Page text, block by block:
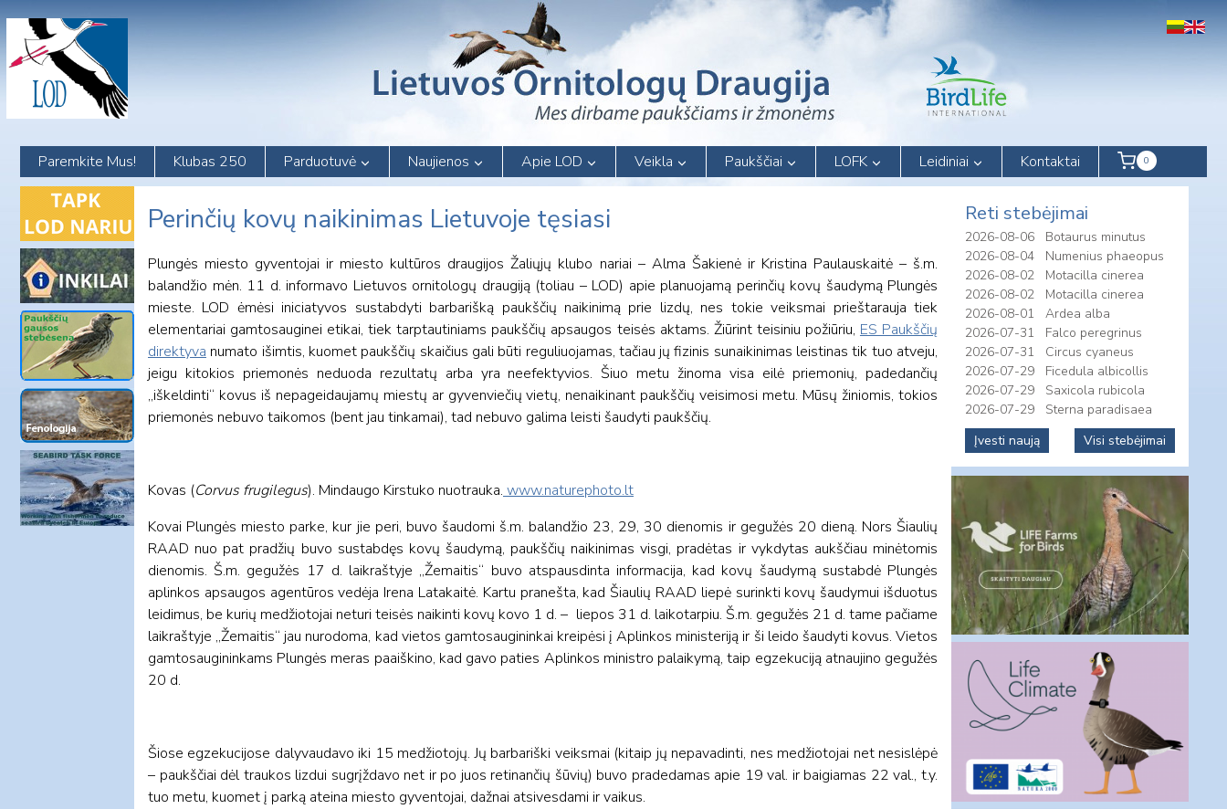
content
Paremkite Mus! Klubas 250 Parduotuvė Naujienos Apie LOD Veikla Paukščiai LOFK Leidiniai Kontaktai 0
Perinčių kovų naikinimas Lietuvoje tęsiasi
Plungės miesto gyventojai ir miesto kultūros draugijos Žaliųjų klubo nariai – Alma Šakienė ir Kristina Paulauskaitė – š.m.
balandžio mėn. 11 d. informavo Lietuvos ornitologų draugiją (toliau – LOD) apie planuojamą perinčių kovų šaudymą Plungės
mieste. LOD ėmėsi iniciatyvos sustabdyti barbarišką paukščių naikinimą prie lizdų, nes tokie veiksmai prieštarauja tiek
elementariai gamtosauginei etikai, tiek tarptautiniams paukščių apsaugos teisės aktams. Žiūrint teisiniu požiūriu, ES Paukščių
direktyva numato išimtis, kuomet paukščių skaičius gali būti reguliuojamas, tačiau jų fizinis sunaikinimas leistinas tik tuo atveju,
jeigu kitokios priemonės neduoda rezultatų arba yra neefektyvios. Šiuo metu žinoma visa eilė priemonių, padedančių
„iškeldinti“ kovus iš nepageidaujamų miestų ar gyvenviečių vietų, nenaikinant paukščių veisimosi metu. Mūsų žiniomis, tokios
priemonės nebuvo taikomos (bent jau tinkamai), tad nebuvo galima leisti šaudyti paukščių.
Kovas (Corvus frugilegus). Mindaugo Kirstuko nuotrauka. www.naturephoto.lt
Kovai Plungės miesto parke, kur jie peri, buvo šaudomi š.m. balandžio 23, 29, 30 dienomis ir gegužės 20 dieną. Nors Šiaulių
RAAD nuo pat pradžių buvo sustabdęs kovų šaudymą, paukščių naikinimas visgi, pradėtas ir vykdytas aukščiau minėtomis
dienomis. Š.m. gegužės 17 d. laikraštyje „Žemaitis“ buvo atspausdinta informacija, kad kovų šaudymą sustabdė Plungės
aplinkos apsaugos agentūros vedėja Irena Latakaitė. Kartu pranešta, kad Šiaulių RAAD liepė surinkti kovų šaudymui išduotus
leidimus, be kurių medžiotojai neturi teisės naikinti kovų kovo 1 d. – liepos 31 d. laikotarpiu. Š.m. gegužės 21 d. tame pačiame
laikraštyje „Žemaitis“ jau nurodoma, kad vietos gamtosaugininkai kreipėsi į Aplinkos ministeriją ir ši leido šaudyti kovus. Vietos
gamtosaugininkams Plungės meras paaiškino, kad gavo paties Aplinkos ministro palaikymą, taip egzekuciją atnaujino gegužės
20 d.
Šiose egzekucijose dalyvaudavo iki 15 medžiotojų. Jų barbariški veiksmai (kitaip jų nepavadinti, nes medžiotojai net nesislėpė
– paukščiai dėl traukos lizdui sugrįždavo net ir po juos retinančių šūvių) buvo pradedamas apie 19 val. ir baigiamas 22 val., t.y.
tuo metu, kuomet į parką ateina miesto gyventojai, dažnai atsivesdami ir vaikus.
Reti stebėjimai
2026-08-06
Botaurus minutus
2026-08-04
Numenius phaeopus
2026-08-02
Motacilla cinerea
2026-08-02
Motacilla cinerea
2026-08-01
Ardea alba
2026-07-31
Falco peregrinus
2026-07-31
Circus cyaneus
2026-07-29
Ficedula albicollis
2026-07-29
Saxicola rubicola
2026-07-29
Sterna paradisaea
Įvesti naują
Visi stebėjimai